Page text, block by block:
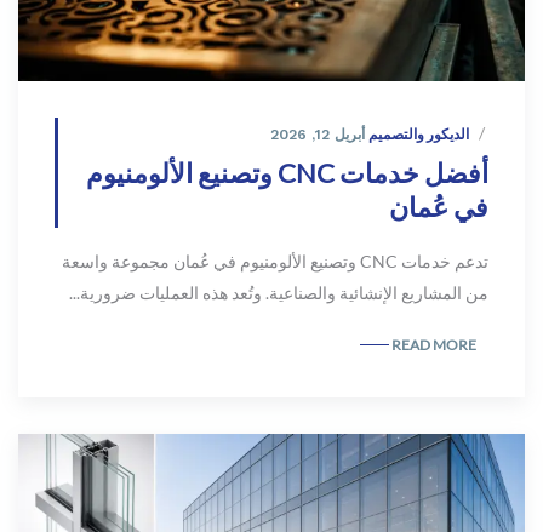
الديكور والتصميم أبريل 12, 2026
أفضل خدمات CNC وتصنيع الألومنيوم
في عُمان
تدعم خدمات CNC وتصنيع الألومنيوم في عُمان مجموعة واسعة
من المشاريع الإنشائية والصناعية. وتُعد هذه العمليات ضرورية...
READ MORE